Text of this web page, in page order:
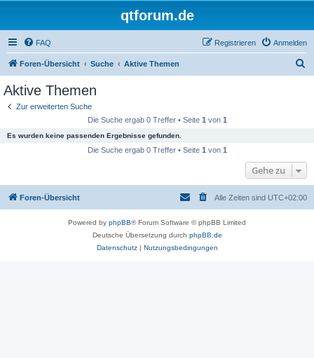
qtforum.de
FAQ Anmelden
Registrieren
Foren-Übersicht Suche Aktive Themen
Aktive Themen
Zur erweiterten Suche
Die Suche ergab 0 Treffer • Seite 1 von 1
Es wurden keine passenden Ergebnisse gefunden.
Die Suche ergab 0 Treffer • Seite 1 von 1
Gehe zu
Foren-Übersicht Alle Zeiten sind UTC+02:00
Powered by phpBB® Forum Software © phpBB Limited
Deutsche Übersetzung durch phpBB.de
Datenschutz| Nutzungsbedingungen